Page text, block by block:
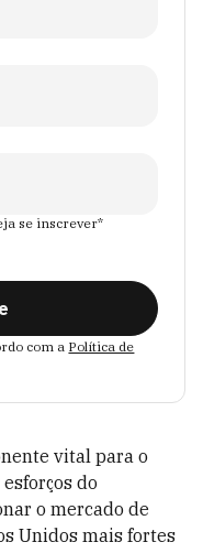
se inscrever*
com a Política de
vital para o
do
o mercado de
Unidos mais fortes